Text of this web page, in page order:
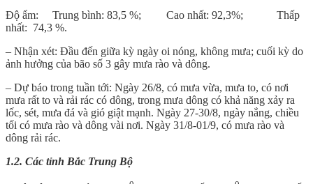
Độ ẩm: Trung bình: 83,5 %; Cao nhất: 92,3%; Thấp
nhất: 74,3 %.
– Nhận xét: Đầu đến giữa kỳ ngày oi nóng, không mưa; cuối kỳ do
ảnh hưởng của bão số 3 gây mưa rào và dông.
– Dự báo trong tuần tới: Ngày 26/8, có mưa vừa, mưa to, có nơi
mưa rất to và rải rác có dông, trong mưa dông có khả năng xảy ra
lốc, sét, mưa đá và gió giật mạnh. Ngày 27-30/8, ngày nắng, chiều
tối có mưa rào và dông vài nơi. Ngày 31/8-01/9, có mưa rào và
dông rải rác.
1.2. Các tỉnh Bắc Trung Bộ